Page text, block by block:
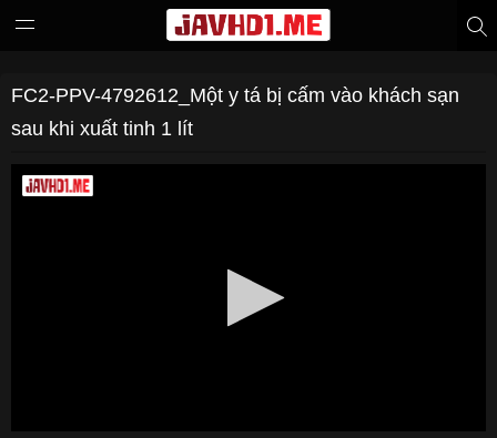
FC2-PPV-4792612_Một y tá bị cấm vào khách sạn
sau khi xuất tinh 1 lít